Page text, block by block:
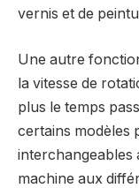
vernis et de
Une autre
la vitesse de
plus le temps
certains modèles
interchangeables
machine aux